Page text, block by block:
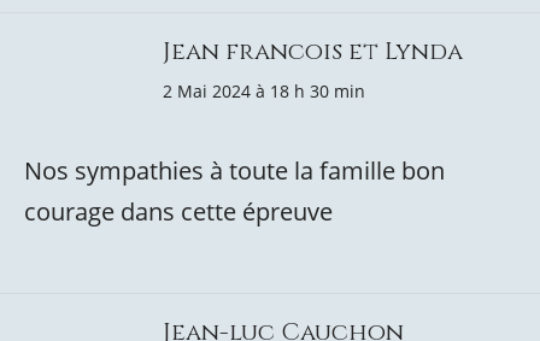
Jean francois et Lynda
2 Mai 2024 à 18 h 30 min
Nos sympathies à toute la famille bon
courage dans cette épreuve
Jean-luc Cauchon